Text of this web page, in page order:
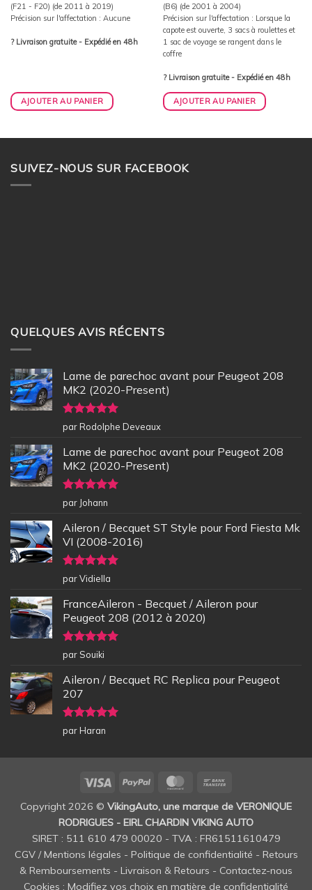
(F21 - F20) (de 2011 à 2019)
Précision sur l'affectation : Aucune
? Livraison gratuite - Expédié en 48h
AJOUTER AU PANIER
(B6) (de 2001 à 2004)
Précision sur l'affectation : Lorsque la
capote est ouverte, 3 sacs à roulettes et
1 sac de voyage se rangent dans le
coffre
? Livraison gratuite - Expédié en 48h
AJOUTER AU PANIER
SUIVEZ-NOUS SUR FACEBOOK
QUELQUES AVIS RÉCENTS
Lame de parechoc avant pour Peugeot 208
MK2 (2020-Present)
Note5sur
5
par Rodolphe Deveaux
Lame de parechoc avant pour Peugeot 208
MK2 (2020-Present)
Note5sur
5
par Johann
Aileron / Becquet ST Style pour Ford Fiesta Mk
VI (2008-2016)
Note5sur
5
par Vidiella
FranceAileron - Becquet / Aileron pour
Peugeot 208 (2012 à 2020)
Note5sur
5
par Souiki
Aileron / Becquet RC Replica pour Peugeot
207
Note5sur
5
par Haran
Visa PayPal MasterCard
Copyright 2026 © VikingAuto, une marque de VERONIQUE
RODRIGUES - EIRL CHARDIN VIKING AUTO
SIRET : 511 610 479 00020 - TVA : FR61511610479
CGV / Mentions légales - Politique de confidentialité - Retours
& Remboursements - Livraison & Retours - Contactez-nous
Cookies : Modifiez vos choix en matière de confidentialité